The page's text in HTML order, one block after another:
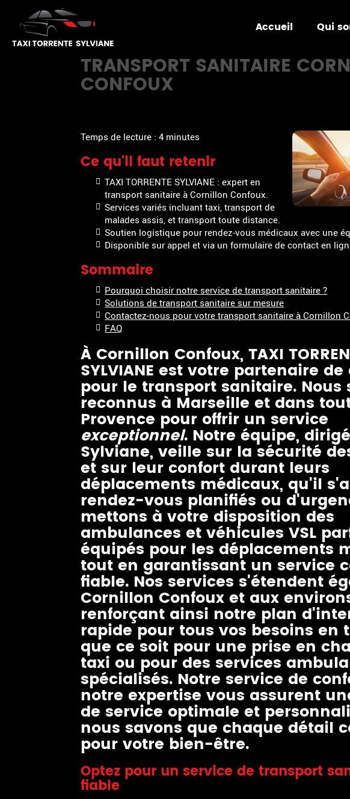
Accueil Qui
TRANSPORT SANITAIRE
CONFOUX
Temps de lecture : 4 minutes
Ce qu'il faut retenir
TAXI TORRENTE SYLVIANE : expert en
transport sanitaire à Cornillon Confoux.
Services variés incluant taxi, transport de
malades assis, et transport toute distance.
Soutien logistique pour rendez-vous médicaux avec une
Disponible sur appel et via un formulaire de contact en
Sommaire
Pourquoi choisir notre service de transport sanitaire ?
Solutions de transport sanitaire sur mesure
Contactez-nous pour votre transport sanitaire à Cornillon
FAQ
À Cornillon Confoux, TAXI
SYLVIANE est votre partenaire
pour le transport sanitaire. Nous
reconnus à Marseille et dans
Provence pour offrir un service
exceptionnel. Notre équipe,
Sylviane, veille sur la sécurité
et sur leur confort durant leurs
déplacements médicaux, qu'il
rendez-vous planifiés ou
mettons à votre disposition des
ambulances et véhicules VSL
équipés pour les déplacements
tout en garantissant un service
fiable. Nos services s'étendent
Cornillon Confoux et aux
renforçant ainsi notre plan
rapide pour tous vos besoins en
que ce soit pour une prise en
taxi ou pour des services
spécialisés. Notre service de
notre expertise vous assurent
de service optimale et
nous savons que chaque détail
pour votre bien-être.
Optez pour un service de transport
fiable